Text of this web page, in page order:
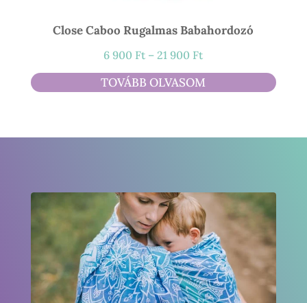
Close Caboo Rugalmas Babahordozó
6 900 Ft – 21 900 FtÁrtartomány:
6
900 Ft
TOVÁBB OLVASOM